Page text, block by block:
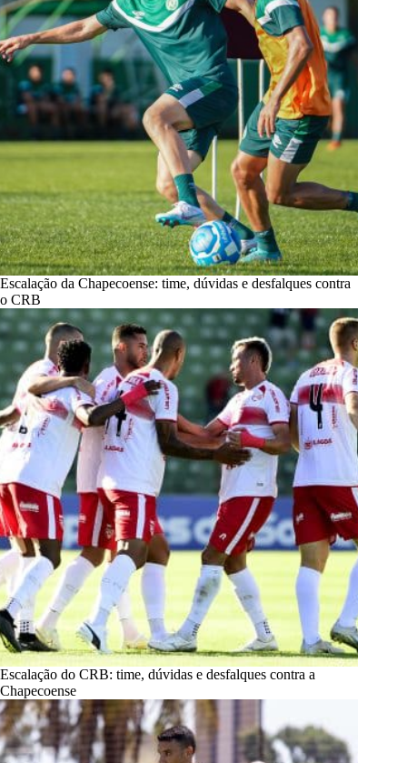
Escalação da Chapecoense: time, dúvidas e desfalques contra
o CRB
Escalação do CRB: time, dúvidas e desfalques contra a
Chapecoense